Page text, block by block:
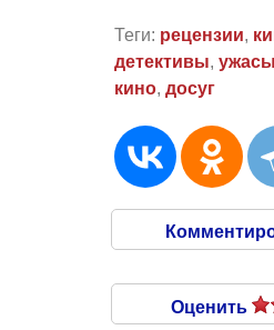
Теги: рецензии,
детективы, ужасы
кино, досуг
Оценить